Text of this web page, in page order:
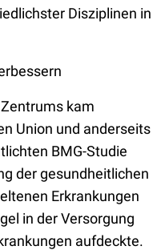
Disziplinen in
kam
Union und anderseits
BMG-Studie
der gesundheitlichen
Erkrankungen
in der Versorgung
aufdeckte.